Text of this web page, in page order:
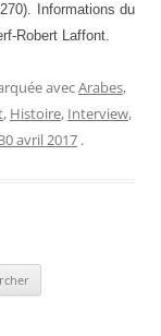
Informations du
Robert Laffont.
avecArabes,
, Histoire, Interview,
avril 2017 .